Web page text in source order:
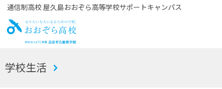
通信制高校 屋久島おおぞら高等学校サポートキャンパス
お
学校生活